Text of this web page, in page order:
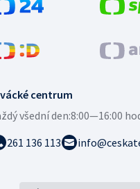
centrum
všední den:8:00—16:00
261 136 113